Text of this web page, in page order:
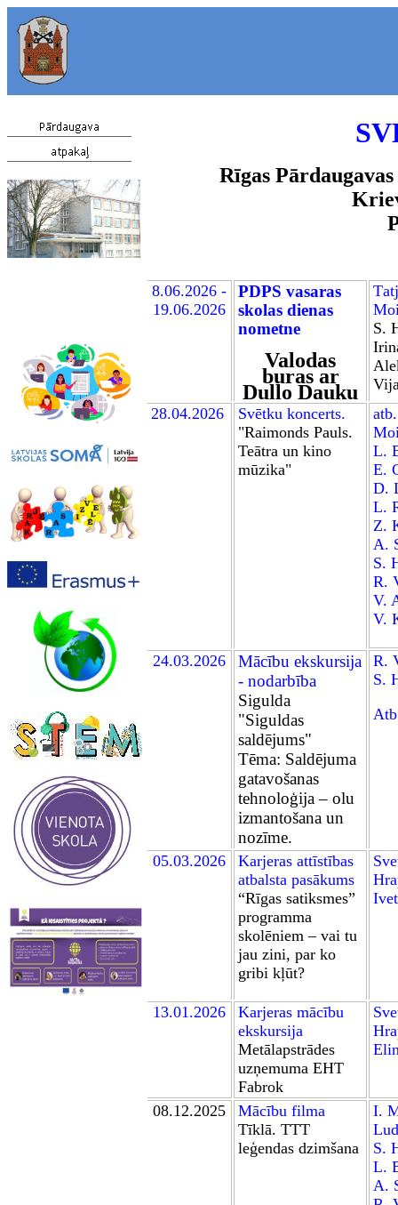
Rīgas
8.06.2026 -
19.06.2026
PDPS vasaras
skolas dienas
nometne
Valodas
buras ar
Dullo Dauku
T
S.
28.04.2026
Svētku koncerts.
"Raimonds Pauls.
Teātra un kino
mūzika"
L.
E.
D.
L.
Z.
A.
S.
R.
V.
V.
24.03.2026
Mācību ekskursija
- nodarbība
Sigulda
"Siguldas
saldējums"
Tēma: Saldējuma
gatavošanas
tehnoloģija – olu
izmantošana un
nozīme.
R.
S.
05.03.2026
Karjeras attīstības
atbalsta pasākums
“Rīgas satiksmes”
programma
skolēniem – vai tu
jau zini, par ko
gribi kļūt?
13.01.2026 Karjeras mācību
ekskursija
Metālapstrādes
uzņemuma EHT
Fabrok
El
08.12.2025 Mācību filma
Tīklā. TTT
leģendas dzimšana
I.
S.
L.
A.